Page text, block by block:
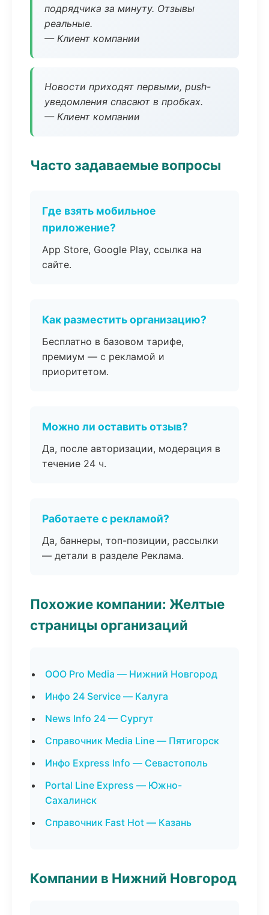
подрядчика за минуту. Отзывы
реальные.
— Клиент компании
Новости приходят первыми, push-
уведомления спасают в пробках.
— Клиент компании
Часто задаваемые вопросы
Где взять мобильное
приложение?
App Store, Google Play, ссылка на
сайте.
Как разместить организацию?
Бесплатно в базовом тарифе,
премиум — с рекламой и
приоритетом.
Можно ли оставить отзыв?
Да, после авторизации, модерация в
течение 24 ч.
Работаете с рекламой?
Да, баннеры, топ-позиции, рассылки
— детали в разделе Реклама.
Похожие компании: Желтые
страницы организаций
ООО Pro Media — Нижний Новгород
Инфо 24 Service — Калуга
News Info 24 — Сургут
Справочник Media Line — Пятигорск
Инфо Express Info — Севастополь
Portal Line Express — Южно-
Сахалинск
Справочник Fast Hot — Казань
Компании в Нижний Новгород